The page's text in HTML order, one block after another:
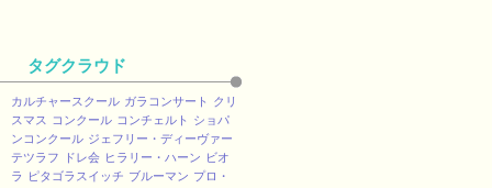
タグクラウド
カルチャースクール ガラコンサート
クリ
スマス
コンクール コンチェルト
ショパ
ンコンクール ジェフリー・ディーヴァー
テツラフ
ドレ会 ヒラリー・ハーン ビオ
ラ
ピタゴラスイッチ ブルーマン プロ・